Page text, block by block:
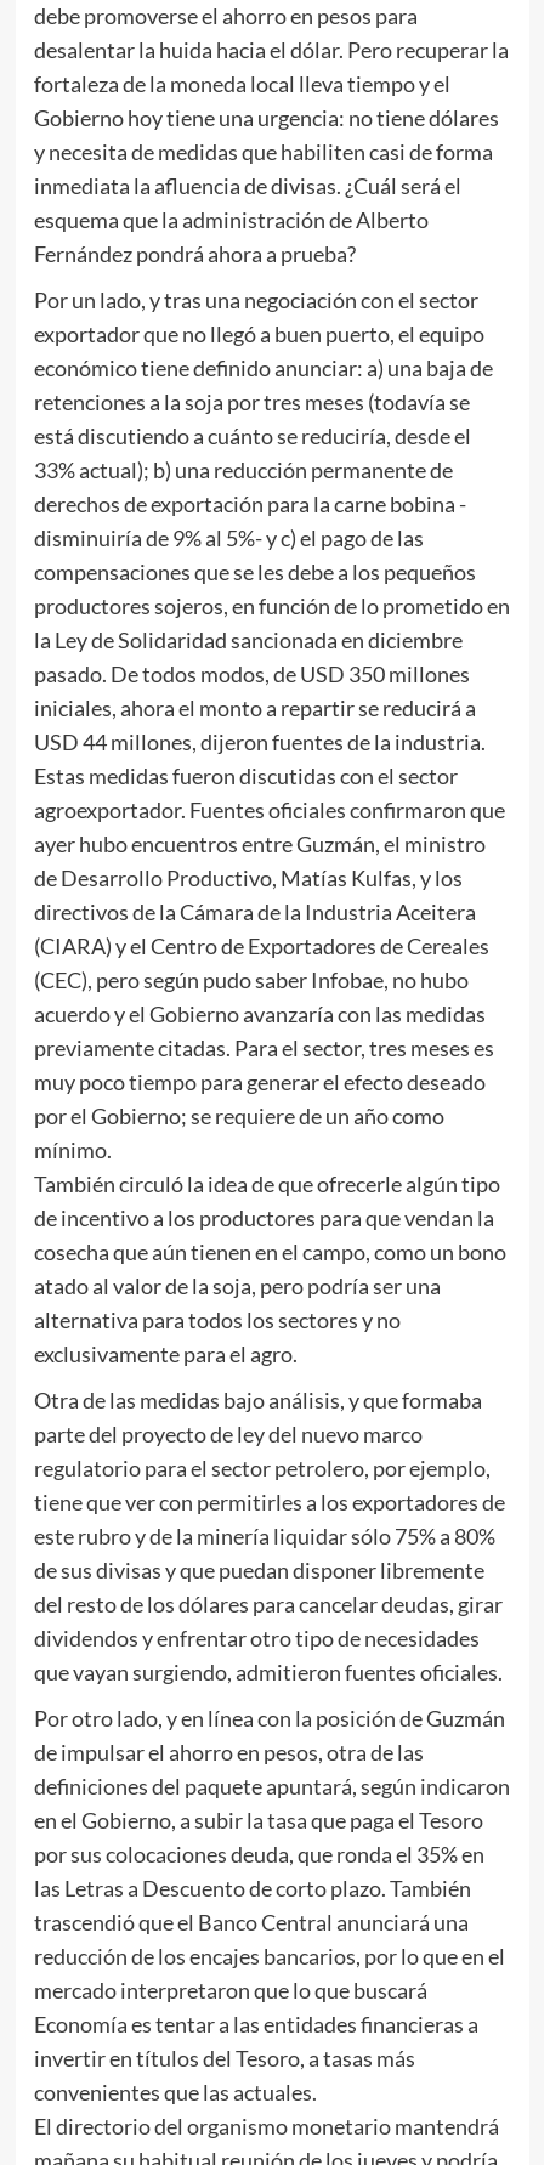
debe promoverse el ahorro en pesos para
desalentar la huida hacia el dólar. Pero recuperar la
fortaleza de la moneda local lleva tiempo y el
Gobierno hoy tiene una urgencia: no tiene dólares
y necesita de medidas que habiliten casi de forma
inmediata la afluencia de divisas. ¿Cuál será el
esquema que la administración de Alberto
Fernández pondrá ahora a prueba?
Por un lado, y tras una negociación con el sector
exportador que no llegó a buen puerto, el equipo
económico tiene definido anunciar: a) una baja de
retenciones a la soja por tres meses (todavía se
está discutiendo a cuánto se reduciría, desde el
33% actual); b) una reducción permanente de
derechos de exportación para la carne bobina -
disminuiría de 9% al 5%- y c) el pago de las
compensaciones que se les debe a los pequeños
productores sojeros, en función de lo prometido en
la Ley de Solidaridad sancionada en diciembre
pasado. De todos modos, de USD 350 millones
iniciales, ahora el monto a repartir se reducirá a
USD 44 millones, dijeron fuentes de la industria.
Estas medidas fueron discutidas con el sector
agroexportador. Fuentes oficiales confirmaron que
ayer hubo encuentros entre Guzmán, el ministro
de Desarrollo Productivo, Matías Kulfas, y los
directivos de la Cámara de la Industria Aceitera
(CIARA) y el Centro de Exportadores de Cereales
(CEC), pero según pudo saber Infobae, no hubo
acuerdo y el Gobierno avanzaría con las medidas
previamente citadas. Para el sector, tres meses es
muy poco tiempo para generar el efecto deseado
por el Gobierno; se requiere de un año como
mínimo.
También circuló la idea de que ofrecerle algún tipo
de incentivo a los productores para que vendan la
cosecha que aún tienen en el campo, como un bono
atado al valor de la soja, pero podría ser una
alternativa para todos los sectores y no
exclusivamente para el agro.
Otra de las medidas bajo análisis, y que formaba
parte del proyecto de ley del nuevo marco
regulatorio para el sector petrolero, por ejemplo,
tiene que ver con permitirles a los exportadores de
este rubro y de la minería liquidar sólo 75% a 80%
de sus divisas y que puedan disponer libremente
del resto de los dólares para cancelar deudas, girar
dividendos y enfrentar otro tipo de necesidades
que vayan surgiendo, admitieron fuentes oficiales.
Por otro lado, y en línea con la posición de Guzmán
de impulsar el ahorro en pesos, otra de las
definiciones del paquete apuntará, según indicaron
en el Gobierno, a subir la tasa que paga el Tesoro
por sus colocaciones deuda, que ronda el 35% en
las Letras a Descuento de corto plazo. También
trascendió que el Banco Central anunciará una
reducción de los encajes bancarios, por lo que en el
mercado interpretaron que lo que buscará
Economía es tentar a las entidades financieras a
invertir en títulos del Tesoro, a tasas más
convenientes que las actuales.
El directorio del organismo monetario mantendrá